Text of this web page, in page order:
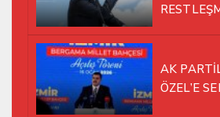
AK
ÖZEL’E